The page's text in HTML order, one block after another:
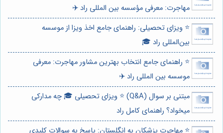
مهاجرت: معرفی مؤسسه بین المللی راد ✈️
⭐️ ویزای تحصیلی: راهنمای جامع اخذ ویزا از موسسه
بین‌المللی راد 🎓
⭐️ راهنمای جامع انتخاب بهترین مشاور مهاجرت: معرفی
موسسه بین المللی راد ✈️
مبتنی بر سوال (Q&A) ⭐️ ویزای تحصیلی 🎓 چه مدارکی
میخواد؟ راهنمای کامل راد
⭐️ مهاجرت پزشکان به انگلستان: پاسخ به سوالات کلیدی